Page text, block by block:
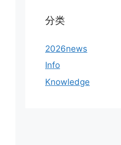
分类
2026news
Info
Knowledge